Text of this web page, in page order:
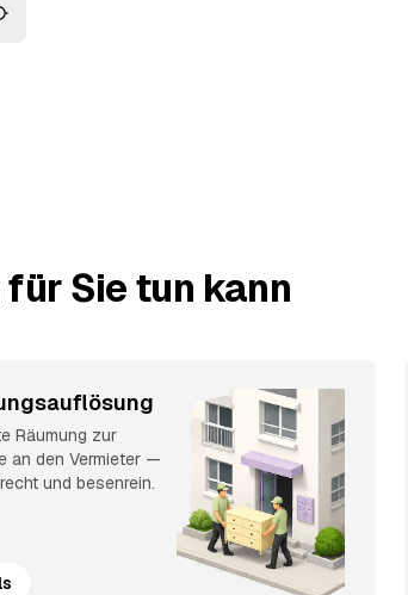
für Sie tun kann
Räumung zur
an den Vermieter —
und besenrein.